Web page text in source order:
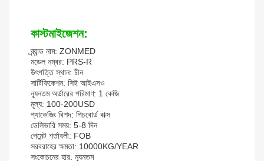
কাস্টমাইজেশন:
ব্র্যান্ড নাম: ZONMED
মডেল নম্বর: PRS-R
উৎপত্তি স্থান: চীন
সার্টিফিকেশন: সিই আইএসও
ন্যূনতম অর্ডারের পরিমাণ: 1 কেজি
মূল্য: 100-200USD
প্যাকেজিং বিশদ: পিচবোর্ড বাক্স
ডেলিভারি সময়: 5-8 দিন
পেমেন্ট শর্তাবলী: FOB
সরবরাহের ক্ষমতা: 10000KG/YEAR
সংকোচনের হার: ন্যূনতম